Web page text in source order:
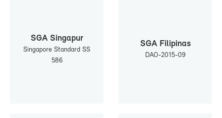
SGA Sin­ga­pur
Sin­ga­po­re Stan­dard SS
586
SGA Fi­li­pi­nas
DAO-​2015-09